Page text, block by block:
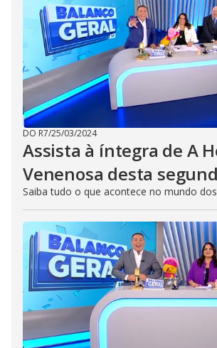
DO R7/25/03/2024
Assista à íntegra de A
Venenosa desta
Saiba tudo o que acontece no mundo